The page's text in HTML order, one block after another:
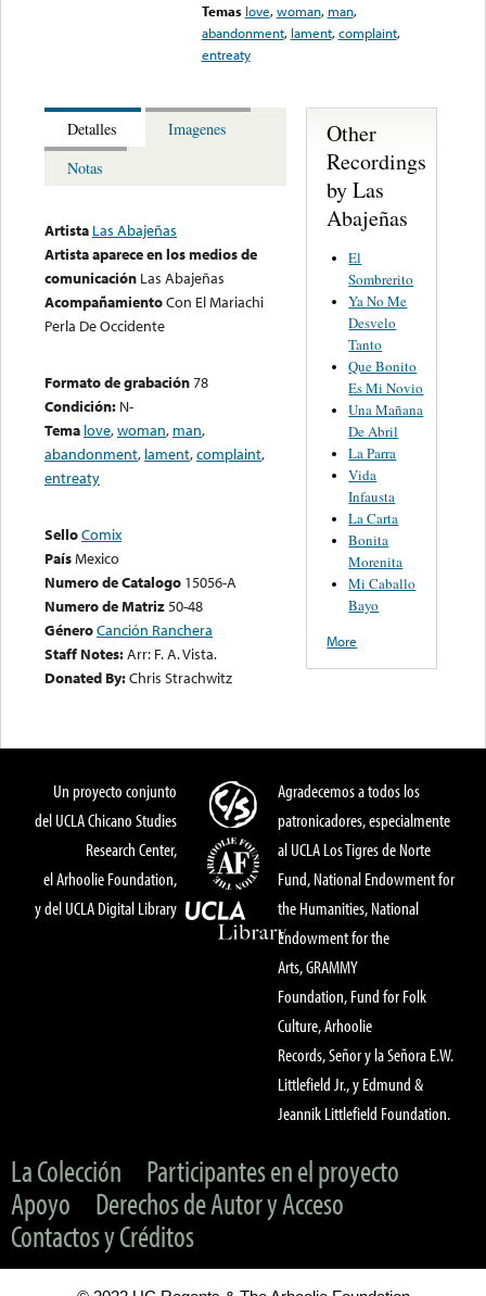
Temas love,woman, man,
abandonment, lament,complaint,
entreaty
Detalles
Imagenes
Notas
Artista Las Abajeñas
Artista aparece en los medios de
comunicación Las Abajeñas
AcompañamientoCon El Mariachi
Perla De Occidente
Formato de grabación78
Condición: N-
Tema love,woman, man,
abandonment, lament,complaint,
entreaty
SelloComix
PaísMexico
Numero de Catalogo 15056-A
Numero de Matriz50-48
GéneroCanción Ranchera
Staff Notes:Arr: F. A. Vista.
Donated By:Chris Strachwitz
Other
Recordings
by Las
Abajeñas
El
Sombrerito
Ya No Me
Desvelo
Tanto
Que Bonito
Es Mi Novio
Una Mañana
De Abril
La Parra
Vida
Infausta
La Carta
Bonita
Morenita
Mi Caballo
Bayo
More
Un proyecto conjunto
del UCLA Chicano Studies
Research Center,
el Arhoolie Foundation,
y del UCLA Digital Library
Agradecemos a todos los
patronicadores, especialmente
al UCLA Los Tigres de Norte
Fund, National Endowment for
the Humanities, National
Endowment for the
Arts, GRAMMY
Foundation, Fund for Folk
Culture, Arhoolie
Records, Señor y la Señora E.W.
Littlefield Jr., y Edmund &
Jeannik Littlefield Foundation.
La Colección
Participantes en el proyecto
Apoyo
Derechos de Autor y Acceso
Contactos y Créditos